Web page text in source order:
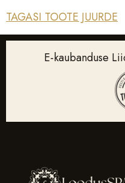
TAGASI TOOTE JUURDE
E-kaubanduse